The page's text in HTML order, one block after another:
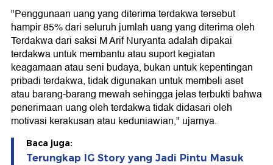
"Penggunaan uang yang diterima terdakwa tersebut
hampir 85% dari seluruh jumlah uang yang diterima oleh
Terdakwa dari saksi M Arif Nuryanta adalah dipakai
terdakwa untuk membantu atau suport kegiatan
keagamaan atau seni budaya, bukan untuk kepentingan
pribadi terdakwa, tidak digunakan untuk membeli aset
atau barang-barang mewah sehingga jelas terbukti bahwa
penerimaan uang oleh terdakwa tidak didasari oleh
motivasi kerakusan atau keduniawian," ujarnya.
Baca juga:
Terungkap IG Story yang Jadi Pintu Masuk